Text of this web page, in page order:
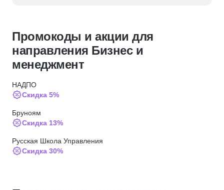
Промокоды и акции для
направления Бизнес и
менеджмент
НАДПО
Скидка 5%
Бруноям
Скидка 13%
Русская Школа Управления
Скидка 30%